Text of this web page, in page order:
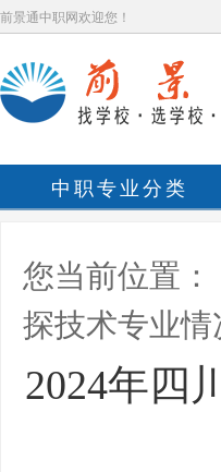
前景通中职网欢迎您！
中职专业分类
您当前位置：
探技术专业
2024年四